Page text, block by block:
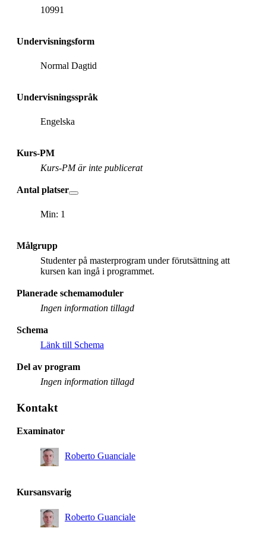
10991
Undervisningsform
Normal Dagtid
Undervisningsspråk
Engelska
Kurs-PM
Kurs-PM är inte publicerat
Antal platser
Min: 1
Målgrupp
Studenter på masterprogram under förutsättning att
kursen kan ingå i programmet.
Planerade schemamoduler
Ingen information tillagd
Schema
Länk till Schema
Del av program
Ingen information tillagd
Kontakt
Examinator
Roberto Guanciale
Kursansvarig
Roberto Guanciale